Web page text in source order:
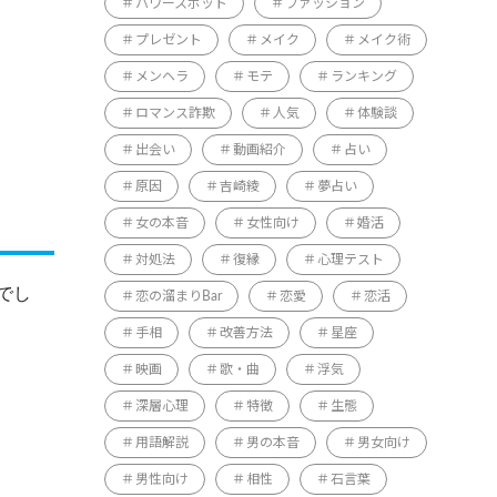
し
パワースポット ファッション
プレゼント メイク メイク術
メンヘラ モテ ランキング
ロマンス詐欺 人気 体験談
出会い 動画紹介 占い
原因 吉崎綾 夢占い
女の本音 女性向け 婚活
対処法 復縁 心理テスト
恋の溜まりBar 恋愛 恋活
手相 改善方法 星座
映画 歌・曲 浮気
深層心理 特徴 生態
用語解説 男の本音 男女向け
男性向け 相性 石言葉